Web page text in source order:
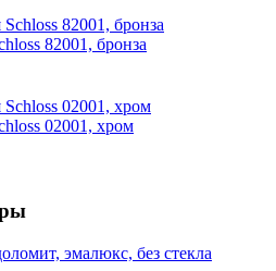
82001, бронза
02001, хром
эмалюкс, без стекла